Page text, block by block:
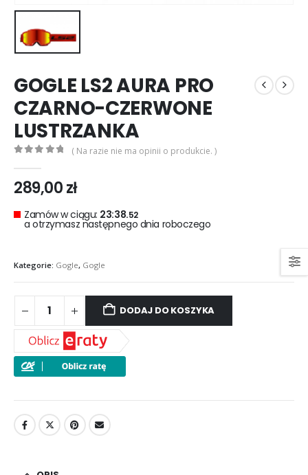
GOGLE LS2 AURA PRO
CZARNO-CZERWONE
LUSTRZANKA
( Na razie nie ma opinii o produkcie. )
289,00zł
Zamów w ciągu: 23:38.52
a otrzymasz następnego dnia roboczego
Kategorie: Gogle, Gogle
DODAJ DO KOSZYKA
299,00
299,00zł 299,00zł